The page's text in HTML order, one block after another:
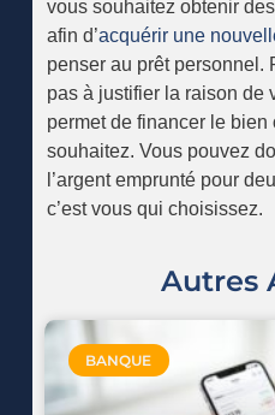
vous souhaitez obtenir
afin d’acquérir une
penser au prêt personnel.
pas à justifier la raison de
permet de financer le
souhaitez. Vous pouvez
l’argent emprunté pour
c’est vous qui choisissez.
Autres
BANQUE